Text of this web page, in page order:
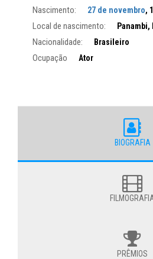
Nascimento: 27 de novembro,
Local de nascimento: Panambi,
Nacionalidade: Brasileiro
Ocupação Ator
BIOGRAFIA
PRÊMIOS